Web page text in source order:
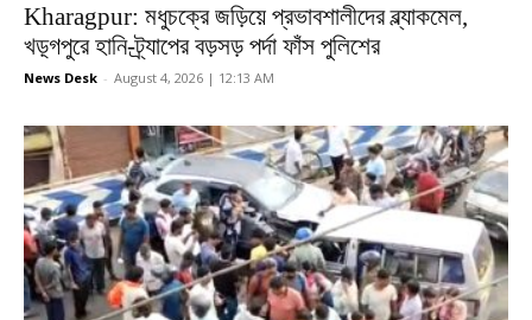
Kharagpur: মধুচক্রে জড়িয়ে প্রভাবশালীদের ব্ল্যাকমেল,
খড়্গপুরে হানি-ট্র্যাপের বড়সড় পর্দা ফাঁস পুলিশের
News Desk - August 4, 2026 | 12:13 AM